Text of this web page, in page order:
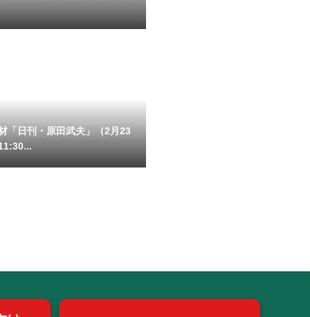
「日刊・原田武夫」（2月23